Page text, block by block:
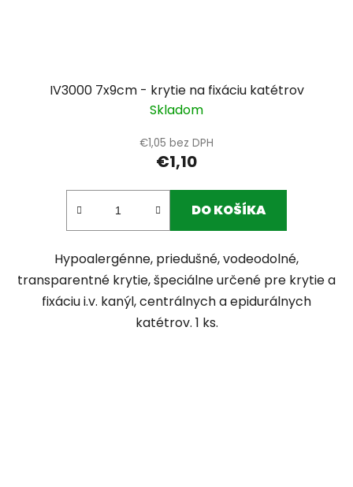
IV3000 7x9cm - krytie na fixáciu katétrov
Skladom
€1,05 bez DPH
€1,10
DO KOŠÍKA
Hypoalergénne, priedušné, vodeodolné,
transparentné krytie, špeciálne určené pre krytie a
fixáciu i.v. kanýl, centrálnych a epidurálnych
katétrov. 1 ks.